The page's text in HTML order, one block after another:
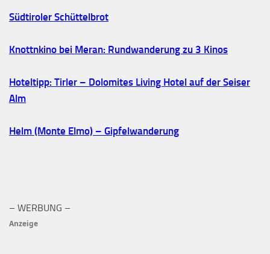
Südtiroler Schüttelbrot
Knottnkino bei Meran: Rundwanderung zu 3 Kinos
Hoteltipp: Tirler – Dolomites Living Hotel auf der Seiser
Alm
Helm (Monte Elmo) – Gipfelwanderung
– WERBUNG –
Anzeige